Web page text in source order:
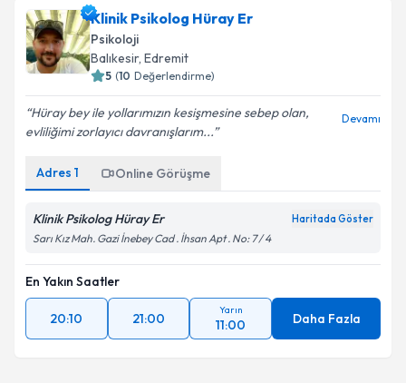
bilgilendireceğiz.
E-posta Adresiniz
Kişisel verilerimin işlenmesine ilişkin
kapsamda işlenmesini kabul ediyorum.
Takvim Talebini Gönder
Klinik Psikolog Hüray Er
Psikoloji
Balıkesir, Edremit
5 (10 Değerlendirme)
Hüray bey ile yollarımızın kesişmesine sebep olan,
evliliğimi zorlayıcı davranışlarım...
Devamı
Adres 1 Online Görüşme
Klinik Psikolog Hüray Er Haritada Göster
Sarı Kız Mah. Gazi İnebey Cad . İhsan Apt . No: 7 / 4
En Yakın Saatler
20:10 21:00
Yarın
11:00 Daha Fazla